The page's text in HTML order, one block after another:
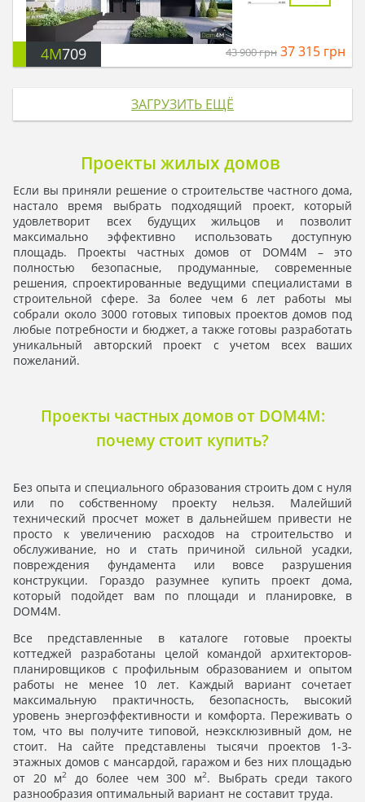
4M709 43 900грн 37 315 грн
ЗАГРУЗИТЬ ЕЩЁ
Проекты жилых домов
Если вы приняли решение о строительстве частного дома,
настало время выбрать подходящий проект, который
удовлетворит всех будущих жильцов и позволит
максимально эффективно использовать доступную
площадь. Проекты частных домов от DOM4M – это
полностью безопасные, продуманные, современные
решения, спроектированные ведущими специалистами в
строительной сфере. За более чем 6 лет работы мы
собрали около 3000 готовых типовых проектов домов под
любые потребности и бюджет, а также готовы разработать
уникальный авторский проект с учетом всех ваших
пожеланий.
Проекты частных домов от DOM4M:
почему стоит купить?
Без опыта и специального образования строить дом с нуля
или по собственному проекту нельзя. Малейший
технический просчет может в дальнейшем привести не
просто к увеличению расходов на строительство и
обслуживание, но и стать причиной сильной усадки,
повреждения фундамента или вовсе разрушения
конструкции. Гораздо разумнее купить проект дома,
который подойдет вам по площади и планировке, в
DOM4M.
Все представленные в каталоге готовые проекты
коттеджей разработаны целой командой архитекторов-
планировщиков с профильным образованием и опытом
работы не менее 10 лет. Каждый вариант сочетает
максимальную практичность, безопасность, высокий
уровень энергоэффективности и комфорта. Переживать о
том, что вы получите типовой, неэксклюзивный дом, не
стоит. На сайте представлены тысячи проектов 1-3-
этажных домов с мансардой, гаражом и без них площадью
от 20 м2 до более чем 300 м2. Выбрать среди такого
разнообразия оптимальный вариант не составит труда.